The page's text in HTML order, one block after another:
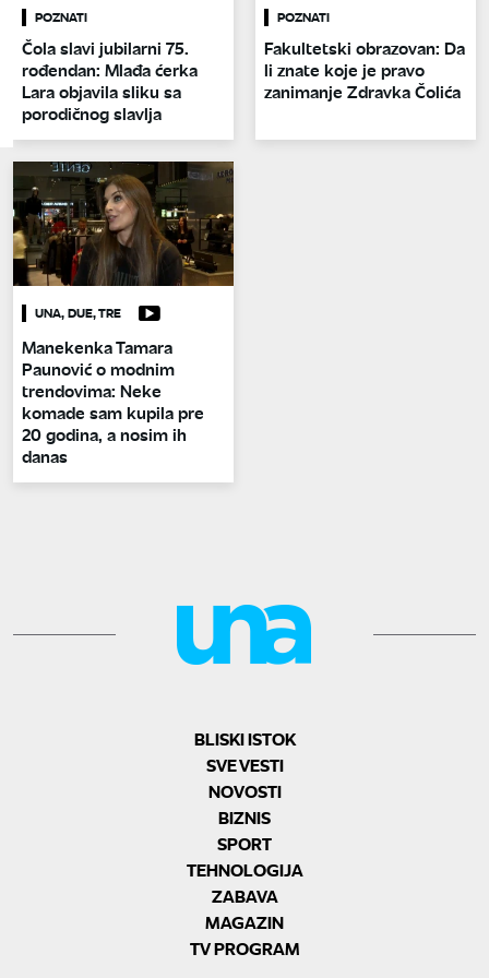
POZNATI
Čola slavi jubilarni 75.
rođendan: Mlađa ćerka
Lara objavila sliku sa
porodičnog slavlja
POZNATI
Fakultetski obrazovan: Da
li znate koje je pravo
zanimanje Zdravka Čolića
UNA, DUE, TRE
Manekenka Tamara
Paunović o modnim
trendovima: Neke
komade sam kupila pre
20 godina, a nosim ih
danas
BLISKI ISTOK
SVE VESTI
NOVOSTI
BIZNIS
SPORT
TEHNOLOGIJA
ZABAVA
MAGAZIN
TV PROGRAM